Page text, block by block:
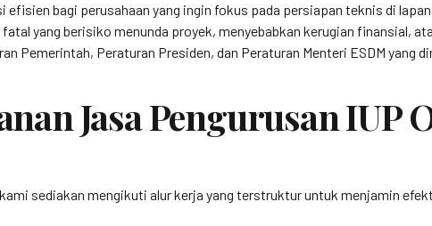
bagi perusahaan yang ingin fokus pada persiapan teknis di
yang berisiko menunda proyek, menyebabkan kerugian finansial,
Pemerintah, Peraturan Presiden, dan Peraturan Menteri ESDM yang
Jasa Pengurusan IUP
sediakan mengikuti alur kerja yang terstruktur untuk menjamin